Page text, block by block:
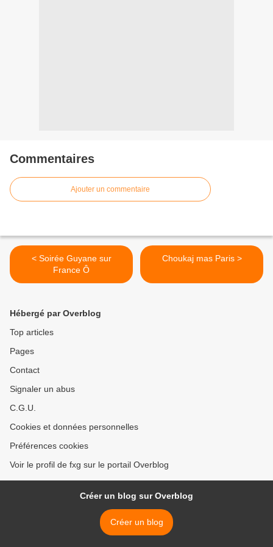
Commentaires
Ajouter un commentaire
< Soirée Guyane sur
France Ô
Choukaj mas Paris >
Hébergé par Overblog
Top articles
Pages
Contact
Signaler un abus
C.G.U.
Cookies et données personnelles
Préférences cookies
Voir le profil de fxg sur le portail Overblog
Créer un blog sur Overblog
Créer un blog